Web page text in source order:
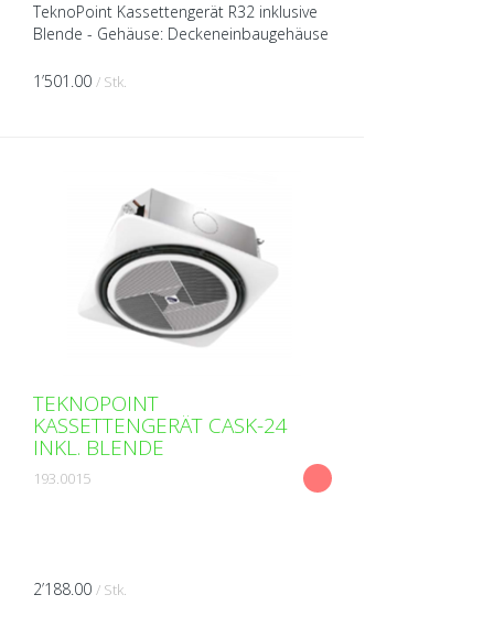
TeknoPoint Kassettengerät R32 inklusive
Blende - Gehäuse: Deckeneinbaugehäuse
Radialventilator / Luftfilter (waschbar) -
1’501.00 / Stk.
TEKNOPOINT
KASSETTENGERÄT CASK-24
INKL. BLENDE
193.0015
2’188.00 / Stk.